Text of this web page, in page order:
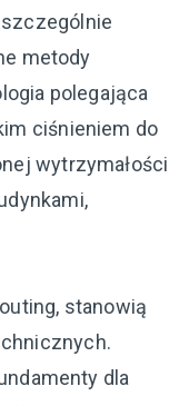
metody
polegająca
ciśnieniem do
wytrzymałości
stanowią
dla